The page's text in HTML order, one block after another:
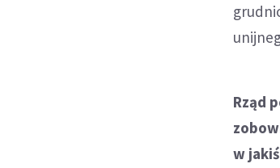
Rząd
w